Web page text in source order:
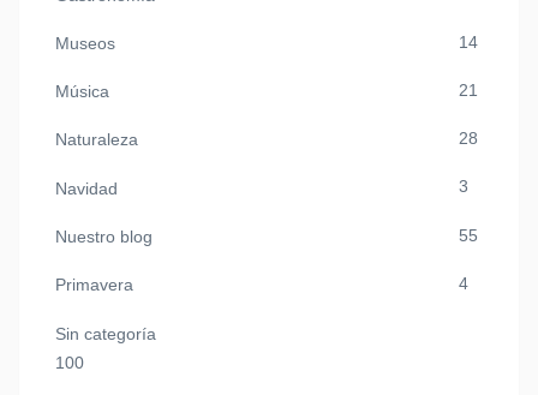
Museos 14
Música 21
Naturaleza 28
Navidad 3
Nuestro blog 55
Primavera 4
Sin categoría
100